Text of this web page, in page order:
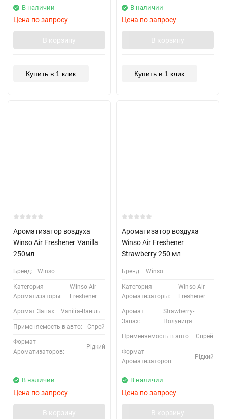
В наличии
Цена по запросу
В корзину
Купить в 1 клик
В наличии
Цена по запросу
В корзину
Купить в 1 клик
Ароматизатор воздуха
Winso Air Freshener Vanilla
250мл
Бренд: Winso
Категория
Ароматизаторы:
Winso Air
Freshener
Аромат Запах: Vanilia-Ваніль
Применяемость в авто: Спрей
Формат
Ароматизаторов:
Рідкий
В наличии
Цена по запросу
В корзину
Ароматизатор воздуха
Winso Air Freshener
Strawberry 250 мл
Бренд: Winso
Категория
Ароматизаторы:
Winso Air
Freshener
Аромат
Запах:
Strawberry-
Полуниця
Применяемость в авто: Спрей
Формат
Ароматизаторов:
Рідкий
В наличии
Цена по запросу
В корзину